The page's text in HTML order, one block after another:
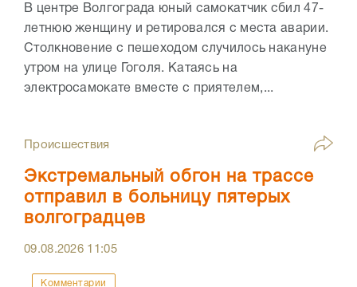
В центре Волгограда юный самокатчик сбил 47-
летнюю женщину и ретировался с места аварии.
Столкновение с пешеходом случилось накануне
утром на улице Гоголя. Катаясь на
электросамокате вместе с приятелем,...
Происшествия
Экстремальный обгон на трассе
отправил в больницу пятерых
волгоградцев
09.08.2026 11:05
Комментарии